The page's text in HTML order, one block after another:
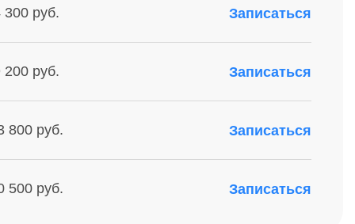
300 руб. Записаться
200 руб. Записаться
800 руб. Записаться
500 руб. Записаться